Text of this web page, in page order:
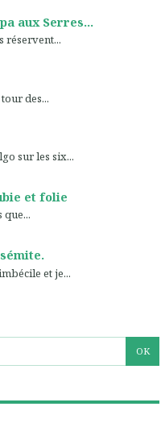
aux Serres...
réservent...
des...
sur les six...
et folie
et je...